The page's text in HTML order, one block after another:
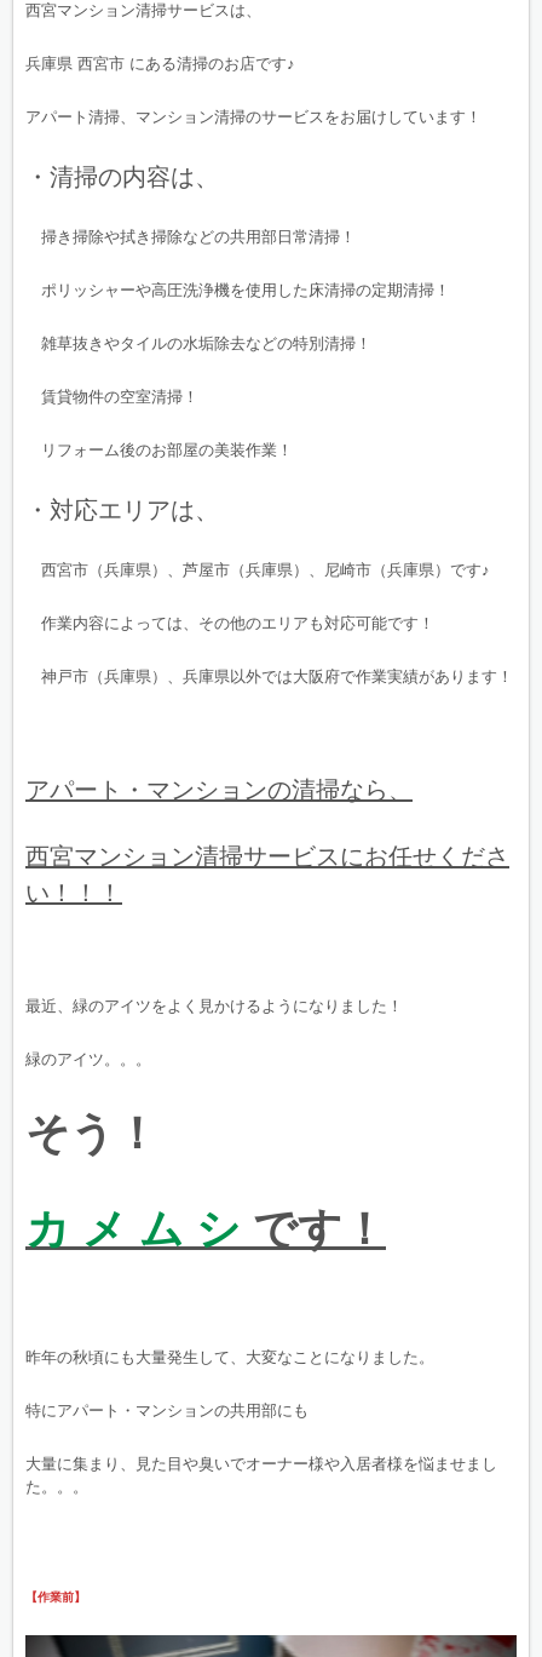
西宮マンション清掃サービスは、
兵庫県 西宮市 にある清掃のお店です♪
アパート清掃、マンション清掃のサービスをお届けしています！
・清掃の内容は、
掃き掃除や拭き掃除などの共用部日常清掃！
ポリッシャーや高圧洗浄機を使用した床清掃の定期清掃！
雑草抜きやタイルの水垢除去などの特別清掃！
賃貸物件の空室清掃！
リフォーム後のお部屋の美装作業！
・対応エリアは、
西宮市（兵庫県）、芦屋市（兵庫県）、尼崎市（兵庫県）です♪
作業内容によっては、その他のエリアも対応可能です！
神戸市（兵庫県）、兵庫県以外では大阪府で作業実績があります！
アパート・マンションの清掃なら、
西宮マンション清掃サービスにお任せくださ
い！！！
最近、緑のアイツをよく見かけるようになりました！
緑のアイツ。。。
そう！
カ メ ム シ です！
昨年の秋頃にも大量発生して、大変なことになりました。
特にアパート・マンションの共用部にも
大量に集まり、見た目や臭いでオーナー様や入居者様を悩ませまし
た。。。
【作業前】